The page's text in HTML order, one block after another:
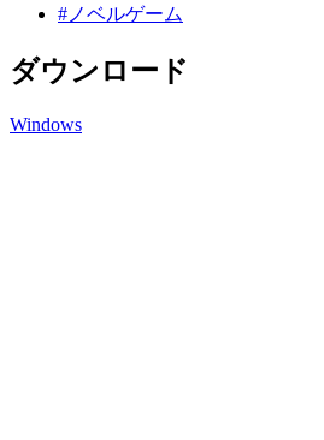
#ノベルゲーム
ダウンロード
Windows